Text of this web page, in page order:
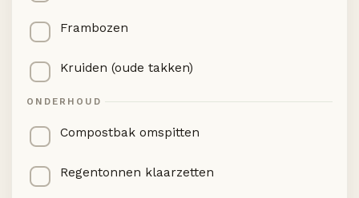
Frambozen
Kruiden (oude takken)
ONDERHOUD
Compostbak omspitten
Regentonnen klaarzetten